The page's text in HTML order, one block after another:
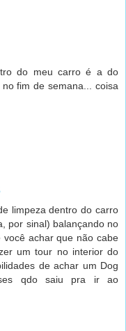
do meu carro é a do
fim de semana... coisa
limpeza dentro do carro
por sinal) balançando no
você achar que não cabe
um tour no interior do
de achar um Dog
qdo saiu pra ir ao